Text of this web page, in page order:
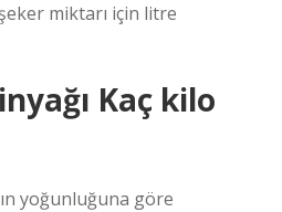
miktarı için litre
Kaç kilo
yoğunluğuna göre